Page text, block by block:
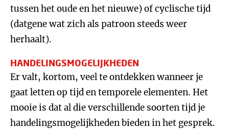
tussen het oude en het nieuwe) of cyclische tijd
(datgene wat zich als patroon steeds weer
herhaalt).
HANDELINGSMOGELIJKHEDEN
Er valt, kortom, veel te ontdekken wanneer je
gaat letten op tijd en temporele elementen. Het
mooie is dat al die verschillende soorten tijd je
handelingsmogelijkheden bieden in het gesprek.